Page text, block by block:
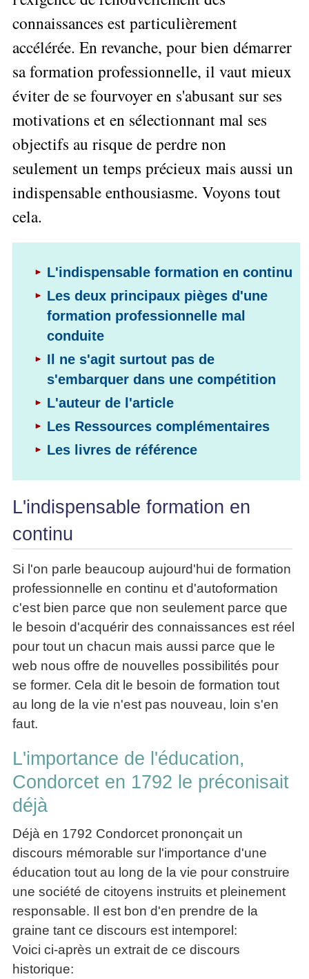
L'Innovation
La
Méthode
▶
Tous
les
articles
Innover
»»»
▶
Décider
au
processus
Décision
Décision
équipe
Techniques
décision
Décider
»»»
Gérer
le
La
Gouvernance
SI
Les
du
SI
Tous
»»»
mieux
gérer
temps ?
Comment
un
manager
Comment
devenir
bon
décideur ?
Manager
l'entraide ?
articles
»»»
Le
Big
Formation
BI
Les
Outils
décisionnels
Tous
les
articles
Analyse
Données
Tous
articles
Entreprendre
Former
»»»
▶
Formation
Gratuite
Management
Formation
tableau
de
et
BI
Management
Formation
Cours
Management
PDF
gratuits
▶
PDF
Entrepreneuriat
Perfonomique
▶
Tous
articles
PDF
gratuits
»»»
connaissances est particulièrement
accélérée. En revanche, pour bien démarrer
sa formation professionnelle, il vaut mieux
éviter de se fourvoyer en s'abusant sur ses
motivations et en sélectionnant mal ses
objectifs au risque de perdre non
seulement un temps précieux mais aussi un
indispensable enthousiasme. Voyons tout
cela.
L'indispensable formation en continu
Les deux principaux pièges d'une
formation professionnelle mal
conduite
Il ne s'agit surtout pas de
s'embarquer dans une compétition
L'auteur de l'article
Les Ressources complémentaires
Les livres de référence
L'indispensable formation en
continu
Si l'on parle beaucoup aujourd'hui de formation
professionnelle en continu et d'autoformation
c'est bien parce que non seulement parce que
le besoin d'acquérir des connaissances est réel
pour tout un chacun mais aussi parce que le
web nous offre de nouvelles possibilités pour
se former. Cela dit le besoin de formation tout
au long de la vie n'est pas nouveau, loin s'en
faut.
L'importance de l'éducation,
Condorcet en 1792 le préconisait
déjà
Déjà en 1792 Condorcet prononçait un
discours mémorable sur l'importance d'une
éducation tout au long de la vie pour construire
une société de citoyens instruits et pleinement
responsable. Il est bon d'en prendre de la
graine tant ce discours est intemporel:
Voici ci-après un extrait de ce discours
historique: